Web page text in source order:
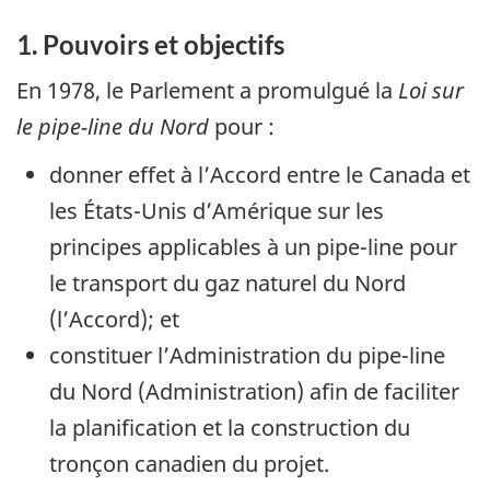
1. Pouvoirs et objectifs
En 1978, le Parlement a promulgué la Loi sur
le pipe-line du Nord pour :
donner effet à l’Accord entre le Canada et
les États-Unis d’Amérique sur les
principes applicables à un pipe-line pour
le transport du gaz naturel du Nord
(l’Accord); et
constituer l’Administration du pipe-line
du Nord (Administration) afin de faciliter
la planification et la construction du
tronçon canadien du projet.